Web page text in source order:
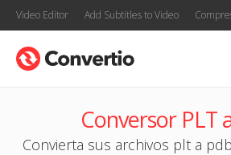
Video Editor Add Subtitles to Video
Conversor PLT
Convierta sus archivos plt a